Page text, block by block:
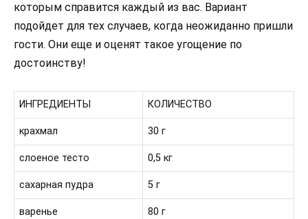
которым справится каждый из вас. Вариант
подойдет для тех случаев, когда неожиданно пришли
гости. Они еще и оценят такое угощение по
достоинству!
ИНГРЕДИЕНТЫ КОЛИЧЕСТВО
крахмал 30 г
слоеное тесто 0,5 кг
сахарная пудра 5 г
варенье 80 г